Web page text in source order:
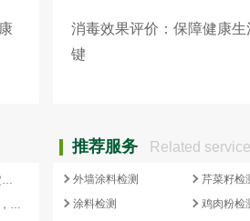
消毒效果评价：保障健康生
键
推荐服务 Related service
HG/T 4331-2026《水处理剂 混凝性能测定方法》发布，2026 年 12 月 1 日起实施
HG/T 3925-2026《甲基苯并三氮唑》发布，2026 年 12 月 1 日起实施
外墙涂料检测
涂料检测
芹菜籽检
鸡肉粉检